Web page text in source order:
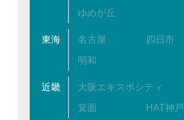
ゆめが丘
東海 名古屋 四日市
明和
近畿 大阪エキスポシティ
箕面 HAT神戸